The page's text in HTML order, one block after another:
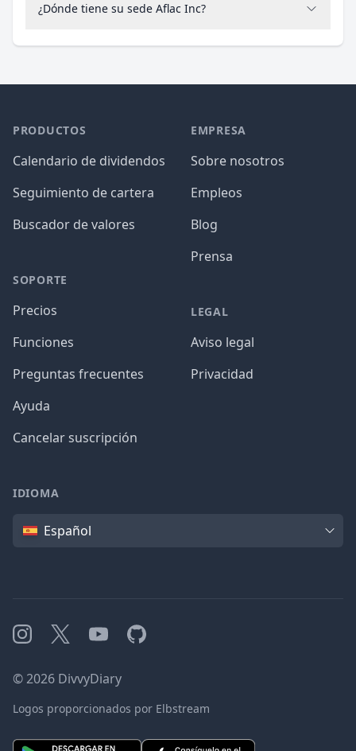
¿Dónde tiene su sede Aflac Inc?
PRODUCTOS
Calendario de dividendos
Seguimiento de cartera
Buscador de valores
SOPORTE
Precios
Funciones
Preguntas frecuentes
Ayuda
Cancelar suscripción
EMPRESA
Sobre nosotros
Empleos
Blog
Prensa
LEGAL
Aviso legal
Privacidad
IDIOMA
IdiomaEspañol
Instagram
X YouTubeGitHub
©2026 DivvyDiary
Logos proporcionados por Elbstream